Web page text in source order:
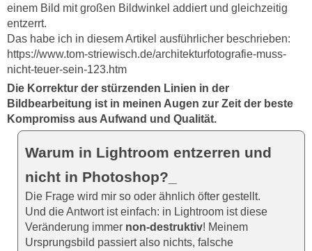
einem Bild mit großen Bildwinkel addiert und gleichzeitig
entzerrt.
Das habe ich in diesem Artikel ausführlicher beschrieben:
https://www.tom-striewisch.de/architekturfotografie-muss-
nicht-teuer-sein-123.htm
Die Korrektur der stürzenden Linien in der
Bildbearbeitung ist in meinen Augen zur Zeit der beste
Kompromiss aus Aufwand und Qualität.
Warum in Lightroom entzerren und
nicht in Photoshop?_
Die Frage wird mir so oder ähnlich öfter gestellt.
Und die Antwort ist einfach: in Lightroom ist diese
Veränderung immer non-destruktiv! Meinem
Ursprungsbild passiert also nichts, falsche